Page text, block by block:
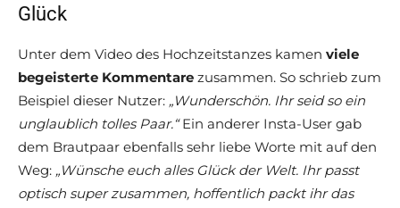
Glück
Unter dem Video des Hochzeitstanzes kamen viele
begeisterte Kommentare zusammen. So schrieb zum
Beispiel dieser Nutzer: „Wunderschön. Ihr seid so ein
unglaublich tolles Paar.“Ein anderer Insta-User gab
dem Brautpaar ebenfalls sehr liebe Worte mit auf den
Weg: „Wünsche euch alles Glück der Welt. Ihr passt
optisch super zusammen, hoffentlich packt ihr das